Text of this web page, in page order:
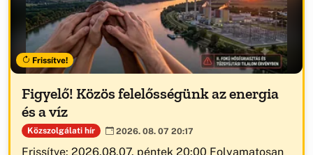
Frissítve!
Figyelő! Közös felelősségünk az energia
és a víz
Közszolgálati hír 2026. 08. 07 20:17
Frissítve: 2026.08.07. péntek 20:00 Folyamatosan